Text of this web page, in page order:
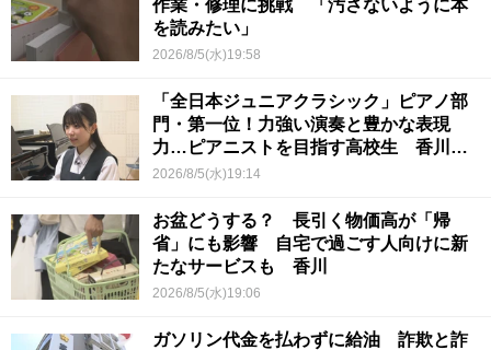
作業・修理に挑戦 「汚さないように本
を読みたい」
2026/8/5(水)19:58
「全日本ジュニアクラシック」ピアノ部
門・第一位！力強い演奏と豊かな表現
力…ピアニストを目指す高校生 香川
【青春のキセキ】
2026/8/5(水)19:14
お盆どうする？ 長引く物価高が「帰
省」にも影響 自宅で過ごす人向けに新
たなサービスも 香川
2026/8/5(水)19:06
ガソリン代金を払わずに給油 詐欺と詐